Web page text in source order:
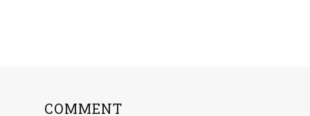
COMMENT